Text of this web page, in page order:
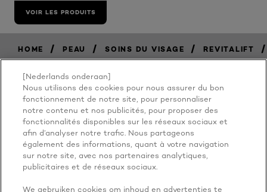
VOIR LES PRODUITS
HOME / PEAU / SOINS DU VISAGE / REVITALIFT /
BECAUSE
YOU'RE
WORTH IT
[Nederlands onderaan]
Nous utilisons des cookies pour nous assurer du bon
fonctionnement de notre site, pour personnaliser
notre contenu et nos publicités, pour proposer des
fonctionnalités disponibles sur les réseaux sociaux et
afin d’analyser notre trafic. Nous partageons
également des informations, quant à votre navigation
sur notre site, avec nos partenaires analytiques,
publicitaires et de réseaux sociaux.
We gebruiken cookies om inhoud en advertenties te